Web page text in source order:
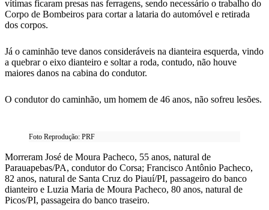
vítimas ficaram presas nas ferragens, sendo necessário o trabalho do
Corpo de Bombeiros para cortar a lataria do automóvel e retirada
dos corpos.
Já o caminhão teve danos consideráveis na dianteira esquerda, vindo
a quebrar o eixo dianteiro e soltar a roda, contudo, não houve
maiores danos na cabina do condutor.
O condutor do caminhão, um homem de 46 anos, não sofreu lesões.
Foto Reprodução: PRF
Morreram José de Moura Pacheco, 55 anos, natural de
Parauapebas/PA, condutor do Corsa; Francisco Antônio Pacheco,
82 anos, natural de Santa Cruz do Piauí/PI, passageiro do banco
dianteiro e Luzia Maria de Moura Pacheco, 80 anos, natural de
Picos/PI, passageira do banco traseiro.